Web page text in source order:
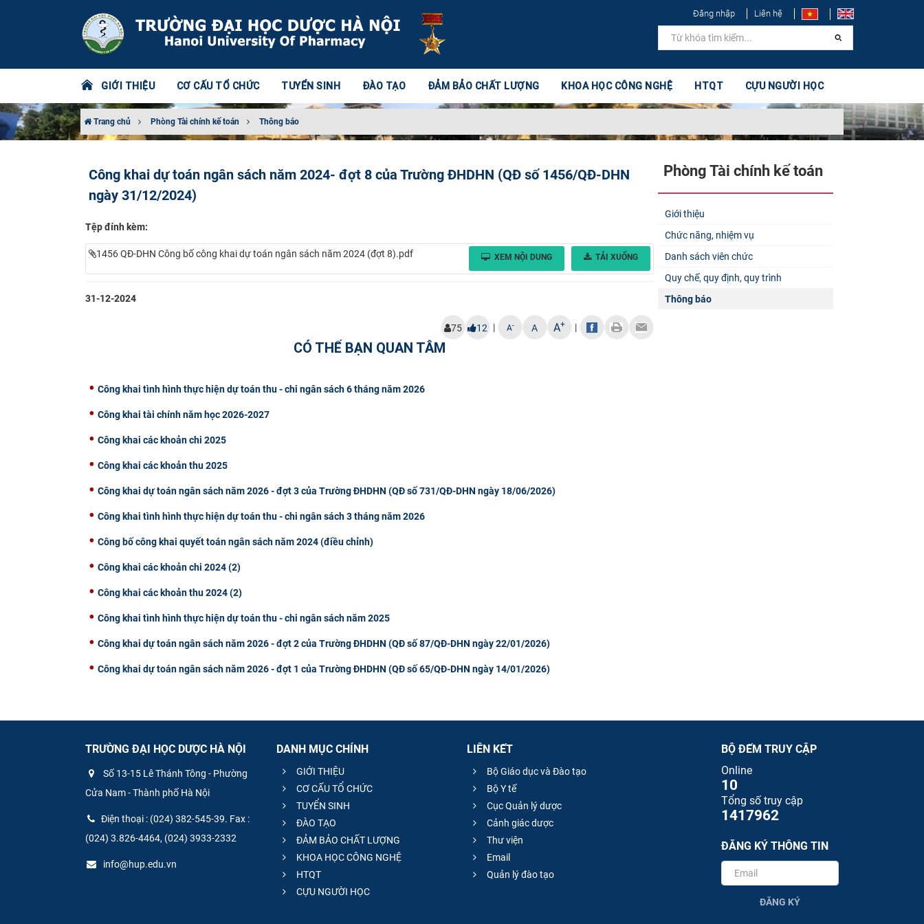
Đăng nhập Liên hệ
GIỚI THIỆU CƠ CẤU TỔ CHỨC TUYỂN SINH ĐÀO TẠO ĐẢM BẢO CHẤT LƯỢNG KHOA HỌC CÔNG NGHỆ HTQT CỰU NGƯỜI HỌC
Trang chủ Phòng Tài chính kế toán Thông báo
Công khai dự toán ngân sách năm 2024- đợt 8 của Trường ĐHDHN (QĐ số 1456/QĐ-DHN
ngày 31/12/2024)
Tệp đính kèm:
1456 QĐ-DHN Công bố công khai dự toán ngân sách năm 2024 (đợt 8).pdf XEM NỘI DUNG TẢI XUỐNG
31-12-2024
75 12 | A- A A+ |
CÓ THỂ BẠN QUAN TÂM
Công khai tình hình thực hiện dự toán thu - chi ngân sách 6 tháng năm 2026
Công khai tài chính năm học 2026-2027
Công khai các khoản chi 2025
Công khai các khoản thu 2025
Công khai dự toán ngân sách năm 2026 - đợt 3 của Trường ĐHDHN (QĐ số 731/QĐ-DHN ngày 18/06/2026)
Công khai tình hình thực hiện dự toán thu - chi ngân sách 3 tháng năm 2026
Công bố công khai quyết toán ngân sách năm 2024 (điều chỉnh)
Công khai các khoản chi 2024 (2)
Công khai các khoản thu 2024 (2)
Công khai tình hình thực hiện dự toán thu - chi ngân sách năm 2025
Công khai dự toán ngân sách năm 2026 - đợt 2 của Trường ĐHDHN (QĐ số 87/QĐ-DHN ngày 22/01/2026)
Công khai dự toán ngân sách năm 2026 - đợt 1 của Trường ĐHDHN (QĐ số 65/QĐ-DHN ngày 14/01/2026)
Phòng Tài chính kế toán
Giới thiệu
Chức năng, nhiệm vụ
Danh sách viên chức
Quy chế, quy định, quy trình
Thông báo
TRƯỜNG ĐẠI HỌC DƯỢC HÀ NỘI
Số 13-15 Lê Thánh Tông - Phường
Cửa Nam - Thành phố Hà Nội
Điện thoại : (024) 382-545-39. Fax :
(024) 3.826-4464, (024) 3933-2332
info@hup.edu.vn
DANH MỤC CHÍNH
GIỚI THIỆU
CƠ CẤU TỔ CHỨC
TUYỂN SINH
ĐÀO TẠO
ĐẢM BẢO CHẤT LƯỢNG
KHOA HỌC CÔNG NGHỆ
HTQT
CỰU NGƯỜI HỌC
LIÊN KẾT
Bộ Giáo dục và Đào tạo
Bộ Y tế
Cục Quản lý dược
Cảnh giác dược
Thư viện
Email
Quản lý đào tạo
BỘ ĐẾM TRUY CẬP
Online
10
Tổng số truy cập
1417962
ĐĂNG KÝ THÔNG TIN
ĐĂNG KÝ